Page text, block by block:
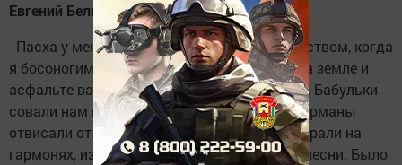
Евгений Беликов, диспетчер:
- Пасха у меня ассоциируется с ранним детством, когда
я босоногим мальчиком бегал по улице, а на земле и
асфальте валялась разноцветная скорлупа. Бабульки
совали нам в руки яйца, конфеты, и наши карманы
отвисали от угощений. На лавках мужики играли на
гармонях, из окон доносились застольные песни. Было